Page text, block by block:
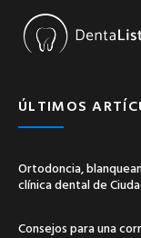
ÚLTIMOS
Ortodoncia,
clínica dental de
Consejos para una